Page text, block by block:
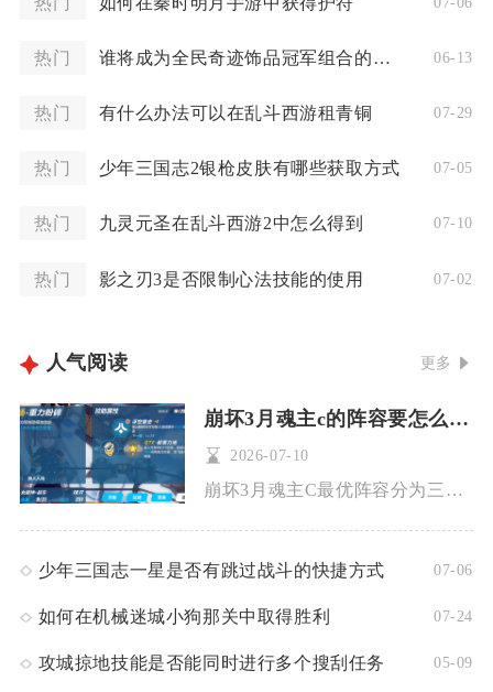
热门 谁将成为全民奇迹饰品冠军组合的领军人物 06-13
热门 有什么办法可以在乱斗西游租青铜 07-29
热门 少年三国志2银枪皮肤有哪些获取方式 07-05
热门 九灵元圣在乱斗西游2中怎么得到 07-10
热门 影之刃3是否限制心法技能的使用 07-02
人气阅读 更多
崩坏3月魂主c的阵容要怎么选择
2026-07-10
崩坏3月魂主C最优阵容分为三套梯度搭配，高配输出首选炽翎+血...
少年三国志一星是否有跳过战斗的快捷方式 07-06
如何在机械迷城小狗那关中取得胜利 07-24
攻城掠地技能是否能同时进行多个搜刮任务 05-09